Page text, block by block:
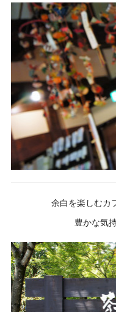
余白を楽しむカ
豊かな気